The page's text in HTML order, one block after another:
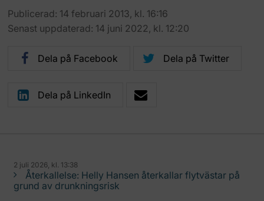
Publicerad: 14 februari 2013, kl. 16:16
Senast uppdaterad: 14 juni 2022, kl. 12:20
Dela på Facebook Dela på Twitter
Dela på LinkedIn
2 juli 2026, kl. 13:38
Återkallelse: Helly Hansen återkallar flytvästar på
grund av drunkningsrisk